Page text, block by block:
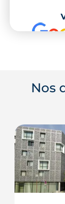
Nos